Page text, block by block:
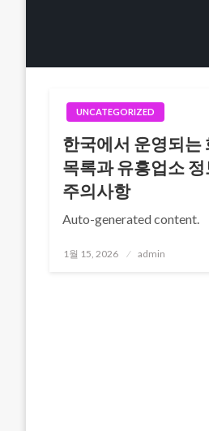
UNCATEGORIZED
한국에서 운영되는
목록과 유흥업소
주의사항
Auto-generated content.
Posted
1월 15, 2026 admin